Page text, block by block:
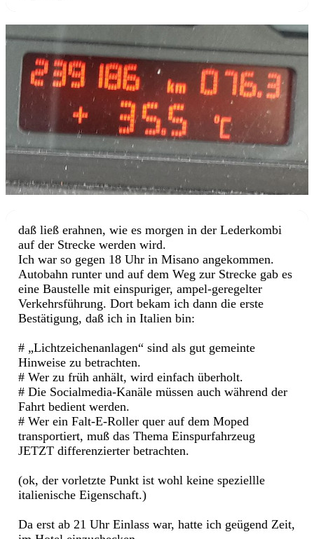
daß ließ erahnen, wie es morgen in der Lederkombi
auf der Strecke werden wird.
Ich war so gegen 18 Uhr in Misano angekommen.
Autobahn runter und auf dem Weg zur Strecke gab es
eine Baustelle mit einspuriger, ampel-geregelter
Verkehrsführung. Dort bekam ich dann die erste
Bestätigung, daß ich in Italien bin:
# „Lichtzeichenanlagen“ sind als gut gemeinte
Hinweise zu betrachten.
# Wer zu früh anhält, wird einfach überholt.
# Die Socialmedia-Kanäle müssen auch während der
Fahrt bedient werden.
# Wer ein Falt-E-Roller quer auf dem Moped
transportiert, muß das Thema Einspurfahrzeug
JETZT differenzierter betrachten.
(ok, der vorletzte Punkt ist wohl keine speziellle
italienische Eigenschaft.)
Da erst ab 21 Uhr Einlass war, hatte ich geügend Zeit,